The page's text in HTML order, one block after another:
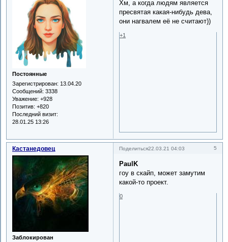
Постоянные
Зарегистрирован: 13.04.20
Сообщений: 3338
Уважение: +928
Позитив: +820
Последний визит:
28.01.25 13:26
Хм, а когда людям является
пресвятая какая-нибудь дева,
они нагвалем её не считают))
+1
Поделиться 5
22.03.21 04:03
Кастанедовец
Заблокирован
PaulK
гоу в скайп, может замутим
какой-то проект.
0